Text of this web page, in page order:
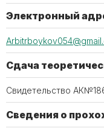
Электронный
Сдача
Свидетельство
Сведения о